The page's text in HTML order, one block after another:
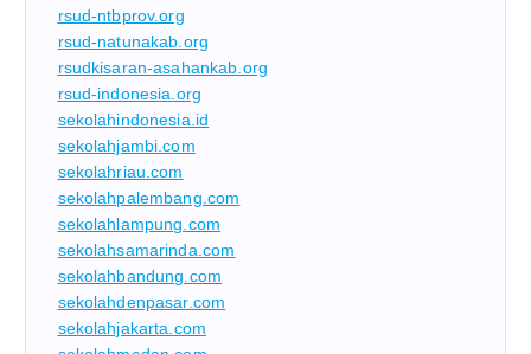
rsud-ntbprov.org
rsud-natunakab.org
rsudkisaran-asahankab.org
rsud-indonesia.org
sekolahindonesia.id
sekolahjambi.com
sekolahriau.com
sekolahpalembang.com
sekolahlampung.com
sekolahsamarinda.com
sekolahbandung.com
sekolahdenpasar.com
sekolahjakarta.com